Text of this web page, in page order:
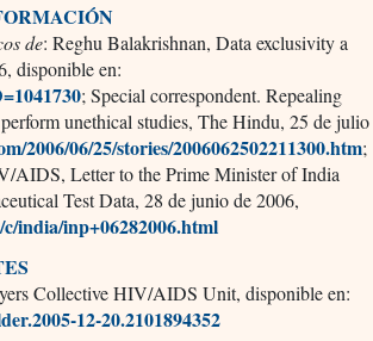
de: Reghu Balakrishnan, Data exclusivity a
disponible en:
; Special correspondent. Repealing
unethical studies, The Hindu, 25 de julio
2006/06/25/stories/2006062502211300.htm;
Letter to the Prime Minister of India
Test Data, 28 de junio de 2006,
india/inp+06282006.html
Collective HIV/AIDS Unit, disponible en:
12-20.2101894352